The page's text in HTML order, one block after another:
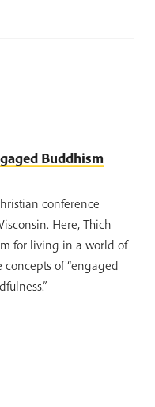
Buddhism
conference
Here, Thich
for living in a world of
of “engaged